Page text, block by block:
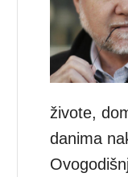
živote,
danima